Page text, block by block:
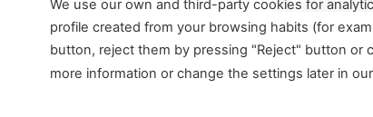
We use our own and third-party cookies for
profile created from your browsing habits (for
button, reject them by pressing "Reject" button or
more information or change the settings later in our